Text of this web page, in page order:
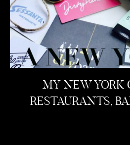
MY NEW YORK
RESTAURANTS,